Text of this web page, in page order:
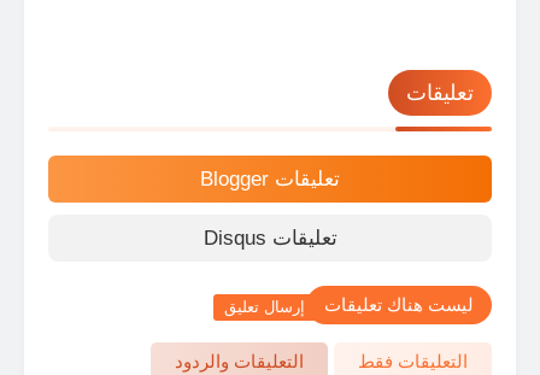
تعليقات
تعليقات Blogger
تعليقات Disqus
ليست هناك تعليقات إرسال تعليق
التعليقات فقط التعليقات والردود